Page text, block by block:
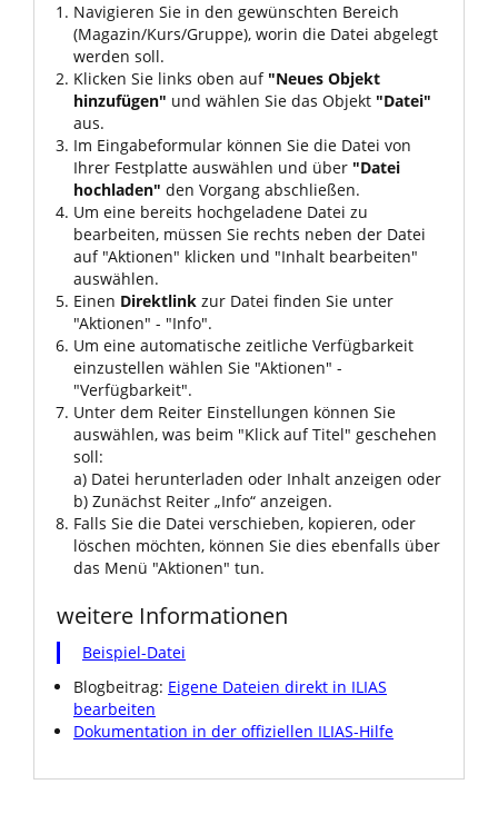
Navigieren Sie in den gewünschten Bereich
(Magazin/Kurs/Gruppe), worin die Datei abgelegt
werden soll.
Klicken Sie links oben auf "Neues Objekt
hinzufügen" und wählen Sie das Objekt "Datei"
aus.
Im Eingabeformular können Sie die Datei von
Ihrer Festplatte auswählen und über "Datei
hochladen" den Vorgang abschließen.
Um eine bereits hochgeladene Datei zu
bearbeiten, müssen Sie rechts neben der Datei
auf "Aktionen" klicken und "Inhalt bearbeiten"
auswählen.
Einen Direktlink zur Datei finden Sie unter
"Aktionen" - "Info".
Um eine automatische zeitliche Verfügbarkeit
einzustellen wählen Sie "Aktionen" -
"Verfügbarkeit".
Unter dem Reiter Einstellungen können Sie
auswählen, was beim "Klick auf Titel" geschehen
soll:
a) Datei herunterladen oder Inhalt anzeigen oder
b) Zunächst Reiter „Info“ anzeigen.
Falls Sie die Datei verschieben, kopieren, oder
löschen möchten, können Sie dies ebenfalls über
das Menü "Aktionen" tun.
weitere Informationen
Beispiel-Datei
Blogbeitrag: Eigene Dateien direkt in ILIAS
bearbeiten
Dokumentation in der offiziellen ILIAS-Hilfe